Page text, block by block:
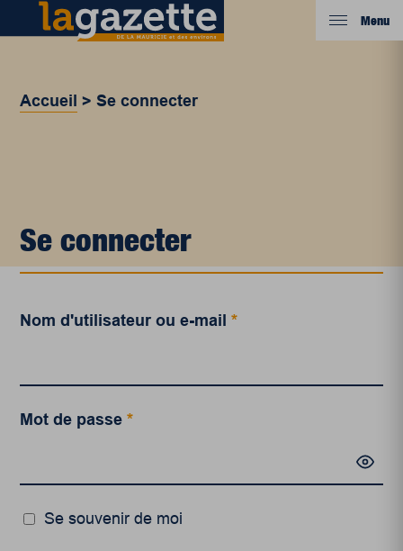
Menu
Accueil >Se connecter
Se connecter
Nom d'utilisateur ou e-mail*
Mot de passe*
Se souvenir de moi